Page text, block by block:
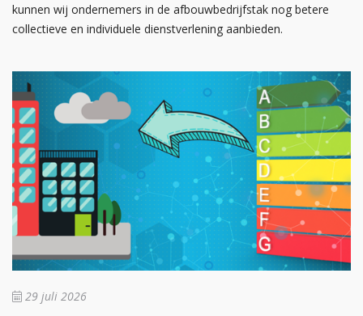
kunnen wij ondernemers in de afbouwbedrijfstak nog betere
collectieve en individuele dienstverlening aanbieden.
29 juli 2026